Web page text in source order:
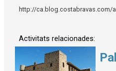
http://ca.blog.costabravas.com/
Activitats relacionades: